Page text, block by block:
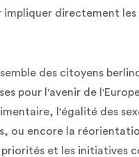
impliquer directement
des citoyens
pour l'avenir de
l'égalité des
ou encore la
et les initiatives